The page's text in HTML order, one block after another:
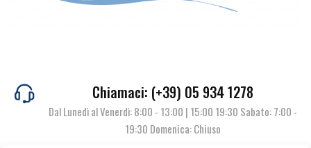
Chiamaci: (+39) 05 934 1278
Dal Lunedì al Venerdì: 8:00 - 13:00 | 15:00 19:30 Sabato: 7:00 -
19:30 Domenica: Chiuso